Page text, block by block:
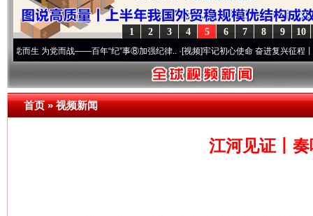
10
9
8
7
6
5
4
3
2
1
而战——百年“纪”事⑧加强纪律..·[视频]牢记初心使命 奋进复兴征程丨“转折之城”激
首页»视频新闻
江河见证丨